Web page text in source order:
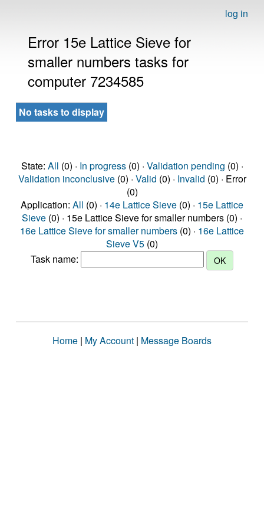
log in
Error 15e Lattice Sieve for
smaller numbers tasks for
computer 7234585
No tasks to display
State: All (0) · In progress(0) · Validation pending (0) ·
Validation inconclusive(0) · Valid (0) · Invalid (0) · Error
(0)
Application: All (0) · 14e Lattice Sieve (0) · 15e Lattice
Sieve (0) · 15e Lattice Sieve for smaller numbers (0) ·
16e Lattice Sieve for smaller numbers (0) · 16e Lattice
Sieve V5 (0)
Task name:
Home | My Account | Message Boards